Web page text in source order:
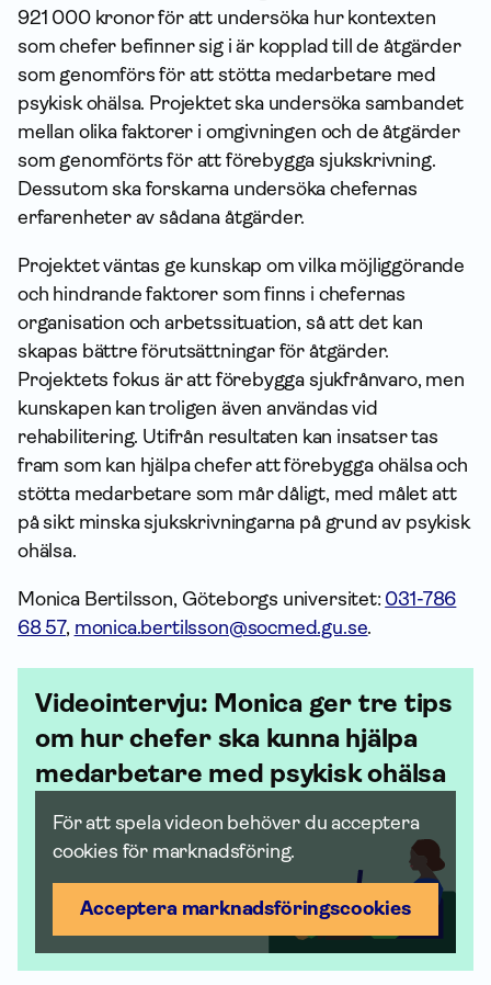
921 000 kronor för att undersöka hur kontexten
som chefer befinner sig i är kopplad till de åtgärder
som genomförs för att stötta medarbetare med
psykisk ohälsa. Projektet ska undersöka sambandet
mellan olika faktorer i omgivningen och de åtgärder
som genomförts för att förebygga sjukskrivning.
Dessutom ska forskarna undersöka chefernas
erfaren­heter av sådana åtgärder.
Projektet väntas ge kunskap om vilka möjliggörande
och hindrande faktorer som finns i chefernas
organisation och arbetssituation, så att det kan
skapas bättre förutsättningar för åtgärder.
Projektets fokus är att förebygga sjukfrånvaro, men
kunskapen kan troligen även användas vid
rehabilitering. Utifrån resultaten kan insatser tas
fram som kan hjälpa chefer att förebygga ohälsa och
stötta medarbetare som mår dåligt, med målet att
på sikt minska sjukskrivningarna på grund av psykisk
ohälsa.
Monica Bertilsson, Göteborgs universitet: 031-786
68 57, monica.bertilsson@socmed.gu.se.
För att spela videon behöver du acceptera
cookies för marknadsföring.
Acceptera marknadsförings­cookies
Videointervju: Monica ger tre tips
om hur chefer ska kunna hjälpa
medarbetare med psykisk ohälsa